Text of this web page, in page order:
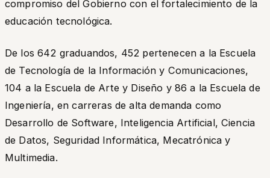
compromiso del Gobierno con el fortalecimiento de la
educación tecnológica.
De los 642 graduandos, 452 pertenecen a la Escuela
de Tecnología de la Información y Comunicaciones,
104 a la Escuela de Arte y Diseño y 86 a la Escuela de
Ingeniería, en carreras de alta demanda como
Desarrollo de Software, Inteligencia Artificial, Ciencia
de Datos, Seguridad Informática, Mecatrónica y
Multimedia.